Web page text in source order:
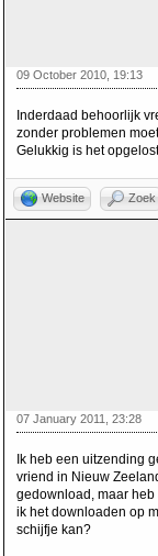
09 October 2010, 19:13
Inderdaad behoorlijk
zonder problemen
Gelukkig is het
Website Zoek
07 January 2011, 23:28
Ik heb een uitzending
vriend in Nieuw
gedownload, maar
ik het downloaden op
schijfje kan?